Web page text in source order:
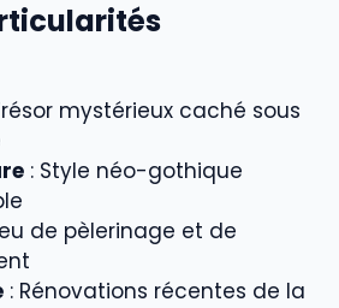
mystérieux caché sous
: Style néo-gothique
de pèlerinage et de
: Rénovations récentes de la